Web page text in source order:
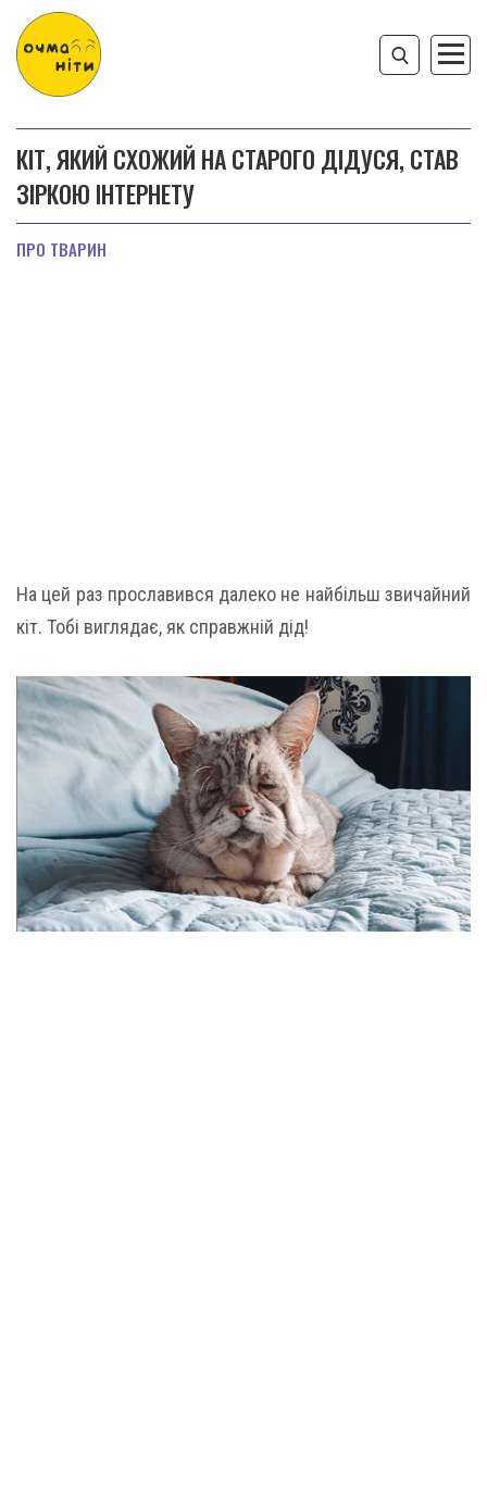
КІТ, ЯКИЙ СХОЖИЙ НА СТАРОГО ДІДУСЯ, СТАВ
ЗІРКОЮ ІНТЕРНЕТУ
ПРО ТВАРИН
На цей раз прославився далеко не найбільш звичайний
кіт. Тобі виглядає, як справжній дід!